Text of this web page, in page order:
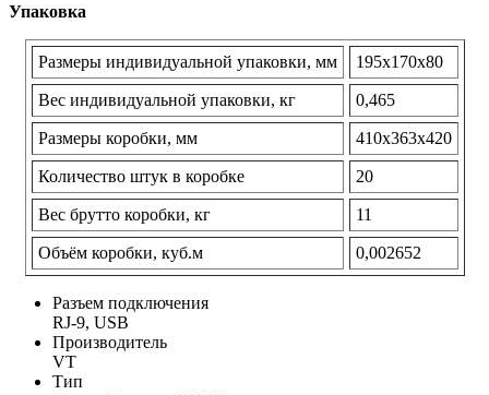
Упаковка
Размеры индивидуальной упаковки, мм 195x170x80
Вес индивидуальной упаковки, кг 0,465
Размеры коробки, мм 410x363x420
Количество штук в коробке 20
Вес брутто коробки, кг 11
Объём коробки, куб.м 0,002652
Разъем подключения
RJ-9, USB
Производитель
VT
Тип